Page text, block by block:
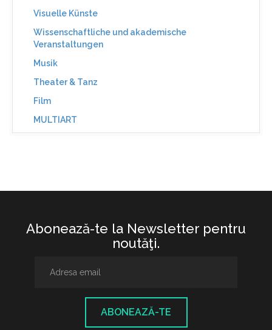
Visuelle Künste
Wissenschaftliche und akademische
Veranstaltungen
Musik
Theater & Tanz
Film
MULTIART
Abonează-te la Newsletter pentru
noutăţi.
ABONEAZĂ-TE